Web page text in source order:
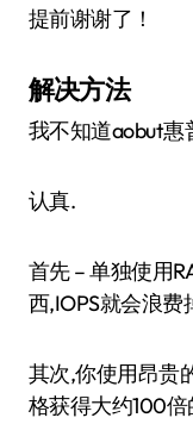
提前谢谢了！
解决方法
我不知道aobut惠
认真.
首先 – 单独使用
西,IOPS就会浪费
其次,你使用昂贵
格获得大约100倍